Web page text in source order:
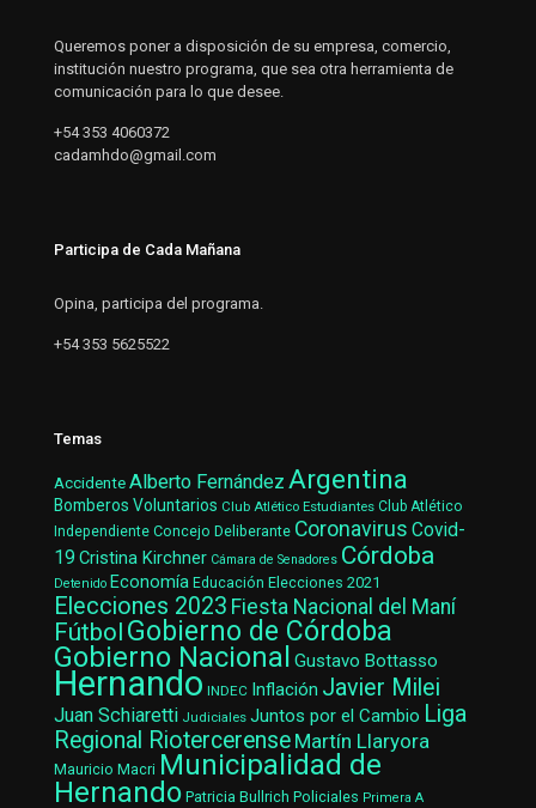
Queremos poner a disposición de su empresa, comercio,
institución nuestro programa, que sea otra herramienta de
comunicación para lo que desee.
+54 353 4060372
cadamhdo@gmail.com
Participa de Cada Mañana
Opina, participa del programa.
+54 353 5625522
Temas
AccidenteAlberto Fernández Argentina
Bomberos Voluntarios Club Atlético Estudiantes Club Atlético
Independiente Concejo Deliberante Coronavirus Covid-
19 Cristina Kirchner Cámara de Senadores Córdoba
Detenido Economía Educación Elecciones 2021
Elecciones 2023 Fiesta Nacional del Maní
Fútbol Gobierno de Córdoba
Gobierno Nacional Gustavo Bottasso
Hernando INDEC Inflación Javier Milei
Juan Schiaretti Judiciales Juntos por el Cambio Liga
Regional Riotercerense Martín Llaryora
Mauricio Macri Municipalidad de
Hernando Patricia Bullrich Policiales Primera A